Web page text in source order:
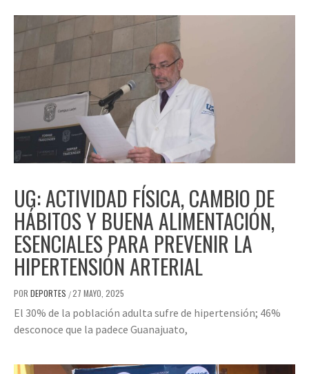
UG: ACTIVIDAD FÍSICA, CAMBIO DE
HÁBITOS Y BUENA ALIMENTACIÓN,
ESENCIALES PARA PREVENIR LA
HIPERTENSIÓN ARTERIAL
POR DEPORTES /27 MAYO, 2025
El 30% de la población adulta sufre de hipertensión; 46%
desconoce que la padece Guanajuato,